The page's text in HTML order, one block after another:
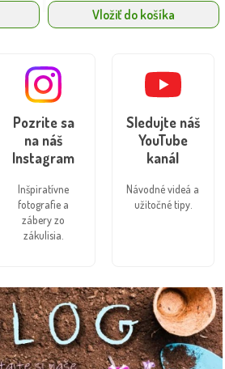
Vložiť do košíka
Pozrite sa
na náš
Instagram
Inšpiratívne
fotografie a
zábery zo
zákulisia.
Sledujte náš
YouTube
kanál
Návodné videá a
užitočné tipy.